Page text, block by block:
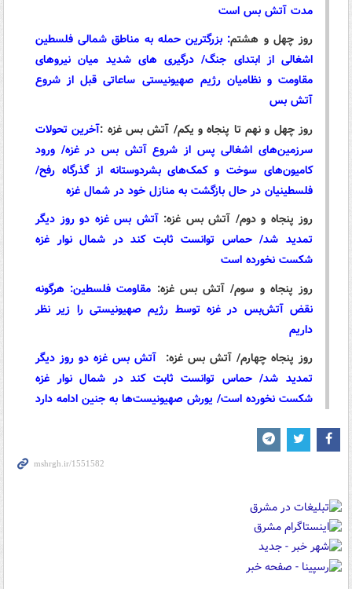
مدت آتش بس است
روز چهل و هشتم: بزرگترین حمله به مناطق شمالی فلسطین
اشغالی از ابتدای جنگ/ درگیری های شدید میان نیروهای
مقاومت و نظامیان رژیم صهیونیستی ساعاتی قبل از شروع
آتش بس
روز چهل و نهم تا پنجاه و یکم/ آتش بس غزه :آخرین تحولات
سرزمین‌های اشغالی پس از شروع آتش بس در غزه/ ورود
کامیون‌های سوخت و کمک‌های بشردوستانه از گذرگاه رفح/
فلسطینیان در حال بازگشت به منازل خود در شمال غزه
روز پنجاه و دوم/ آتش بس غزه: آتش بس غزه دو روز دیگر
تمدید شد/ حماس توانست ثابت کند در شمال نوار غزه
شکست نخورده است
روز پنجاه و سوم/ آتش بس غزه: مقاومت فلسطین: هرگونه
نقض آتش‌بس در غزه توسط رژیم صهیونیستی را زیر نظر
داریم
روز پنجاه چهارم/ آتش بس غزه: آتش بس غزه دو روز دیگر
تمدید شد/ حماس توانست ثابت کند در شمال نوار غزه
شکست نخورده است/ یورش صهیونیست‌ها به جنین ادامه دارد